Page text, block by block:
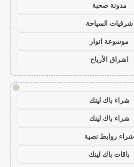
مدونة صحبة
شرقيات السياحة
موسوعة انوار
اشراق الأرباح
!
شراء باك لينك
شراء باك لينك
شراء روابط نصية
باقات باك لينك